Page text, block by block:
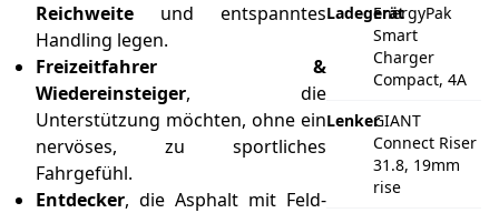
Reichweite und entspanntes
Handling legen.
Freizeitfahrer &
Wiedereinsteiger, die
Unterstützung möchten, ohne ein
nervöses, zu sportliches
Fahrgefühl.
Entdecker, die Asphalt mit Feld-
LadegerätEnergyPak
Smart
Charger
Compact, 4A
LenkerGIANT
Connect Riser
31.8, 19mm
rise